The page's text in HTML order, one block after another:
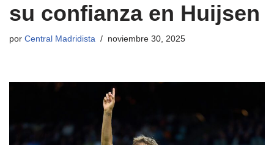
su confianza en Huijsen
por Central Madridista noviembre 30, 2025